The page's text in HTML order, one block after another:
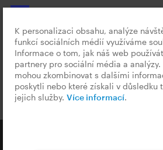
Český znakový jazyk
K personalizaci obsahu, analýze
funkcí sociálních médií využíváme
Informace o tom, jak náš web
partnery pro sociální média a
mohou zkombinovat s dalšími
poskytli nebo které získali v důsledku
jejich služby. Více informací.